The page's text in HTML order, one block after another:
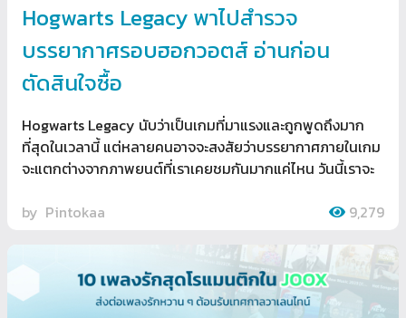
Hogwarts Legacy พาไปสำรวจ
บรรยากาศรอบฮอกวอตส์ อ่านก่อน
ตัดสินใจซื้อ
Hogwarts Legacy นับว่าเป็นเกมที่มาแรงและถูกพูดถึงมาก
ที่สุดในเวลานี้ แต่หลายคนอาจจะสงสัยว่าบรรยากาศภายในเกม
จะแตกต่างจากภาพยนต์ที่เราเคยชมกันมากแค่ไหน วันนี้เราจะ
by Pintokaa 9,279